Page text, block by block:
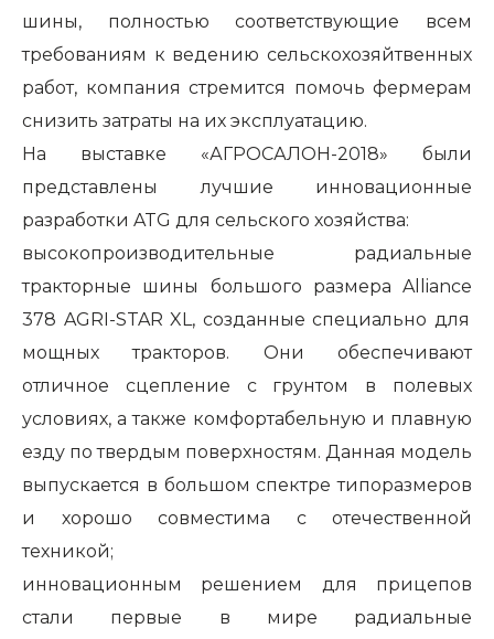
шины, полностью соответствующие всем
требованиям к ведению сельскохозяйтвенных
работ, компания стремится помочь фермерам
снизить затраты на их эксплуатацию.
На выставке «АГРОСАЛОН-2018» были
представлены лучшие инновационные
разработки ATG для сельского хозяйства:
высокопроизводительные радиальные
тракторные шины большого размера Alliance
378 AGRI-STAR XL, созданные специально для
мощных тракторов. Они обеспечивают
отличное сцепление с грунтом в полевых
условиях, а также комфортабельную и плавную
езду по твердым поверхностям. Данная модель
выпускается в большом спектре типоразмеров
и хорошо совместима с отечественной
техникой;
инновационным решением для прицепов
стали первые в мире радиальные